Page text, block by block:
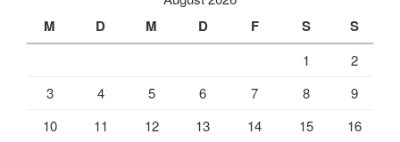
o
n
M D M D F S S
1
2
3
4 5 6 7 8
9
10
11 12 13 14 15
16